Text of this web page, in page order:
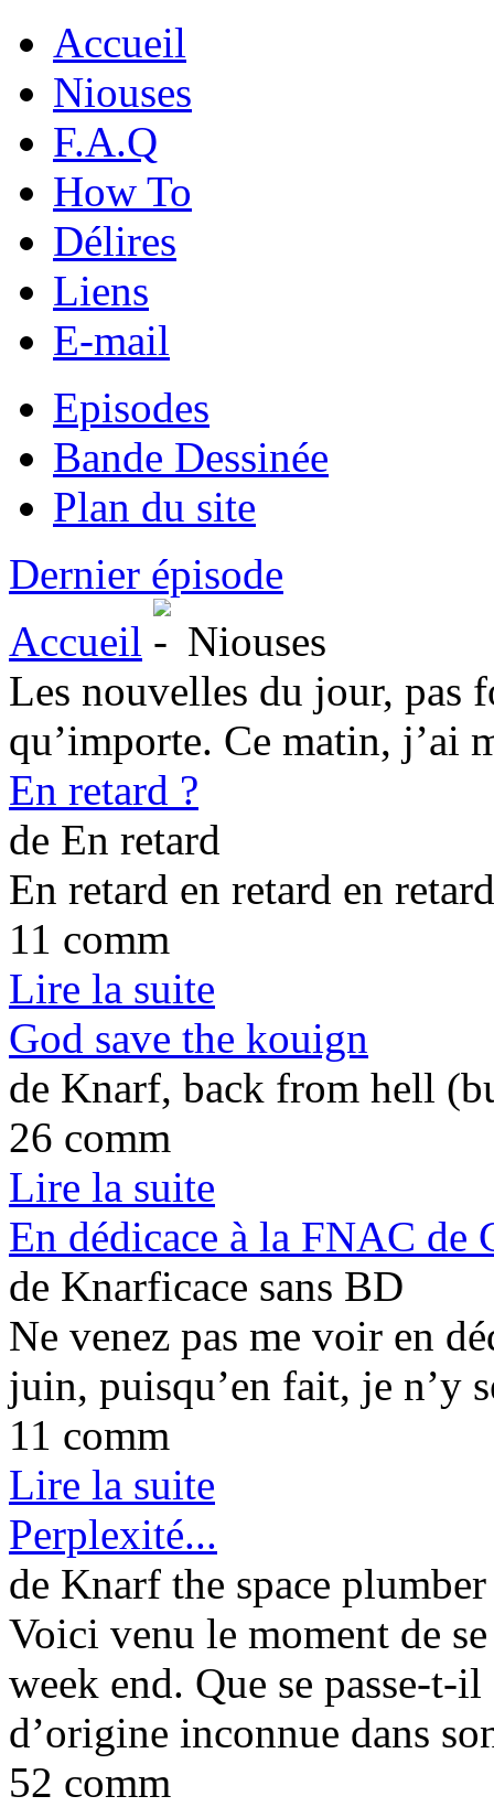
Accueil
Niouses
F.A.Q
How To
Délires
Liens
E-mail
Episodes
Bande Dessinée
Plan du site
Dernier épisode
Accueil
Niouses
Les nouvelles du jour, pas
qu’importe. Ce matin, j’ai
En retard ?
de En retard
En retard en retard en
11 comm
Lire la suite
God save the kouign
de Knarf, back from hell
26 comm
Lire la suite
En dédicace à la FNAC de
de Knarficace sans BD
Ne venez pas me voir en
juin, puisqu’en fait, je n’y
11 comm
Lire la suite
Perplexité...
de Knarf the space plumber
Voici venu le moment de
week end. Que se passe-t-
d’origine inconnue dans
52 comm